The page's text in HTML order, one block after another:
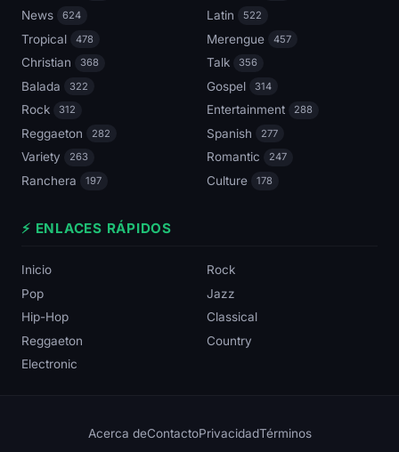
News 624 Latin 522
Tropical 478 Merengue 457
Christian 368 Talk 356
Balada 322 Gospel 314
Rock 312 Entertainment 288
Reggaeton 282 Spanish 277
Variety 263 Romantic 247
Ranchera 197 Culture 178
⚡ ENLACES RÁPIDOS
Inicio
Rock
Pop
Jazz
Hip-Hop
Classical
Reggaeton
Country
Electronic
Acerca deContactoPrivacidadTérminos